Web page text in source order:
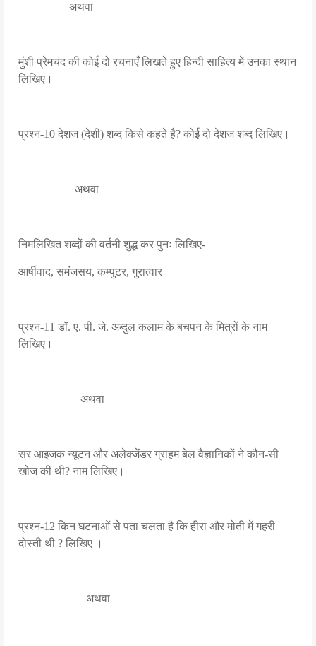
अथवा
मुंशी प्रेमचंद की कोई दो रचनाएँ लिखते हुए हिन्दी साहित्य में उनका स्थान
लिखिए।
प्रश्न-10 देशज (देशी) शब्द किसे कहते है? कोई दो देशज शब्द लिखिए।
अथवा
निमलिखित शब्दों की वर्तनी शुद्ध कर पुनः लिखिए-
आर्षीवाद, समंजसय, कम्पुटर, गुरात्वार
प्रश्न-11 डॉ. ए. पी. जे. अब्दुल कलाम के बचपन के मित्रों के नाम
लिखिए।
अथवा
सर आइजक न्यूटन और अलेक्जेंडर ग्राहम बेल वैज्ञानिकों ने कौन-सी
खोज की थी? नाम लिखिए।
प्रश्न-12 किन घटनाओं से पता चलता है कि हीरा और मोती में गहरी
दोस्ती थी ? लिखिए ।
अथवा